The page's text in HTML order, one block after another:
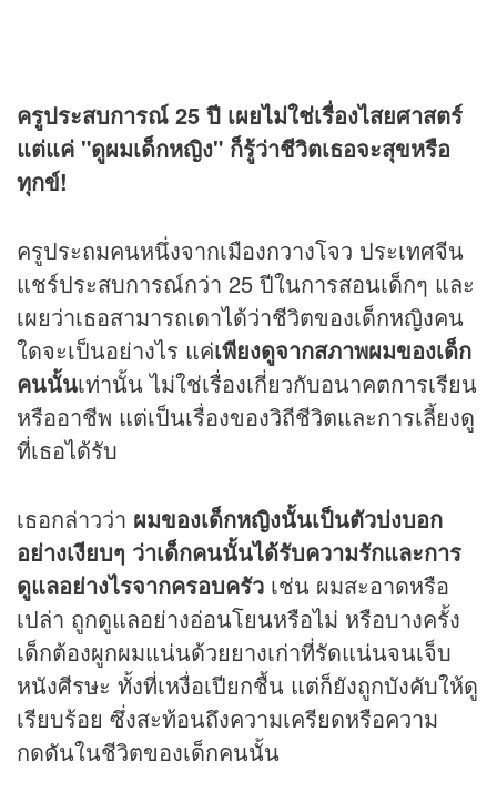
ครูประสบการณ์ 25 ปี เผยไม่ใช่เรื่องไสยศาสตร์
แต่แค่ "ดูผมเด็กหญิง" ก็รู้ว่าชีวิตเธอจะสุขหรือ
ทุกข์!
ครูประถมคนหนึ่งจากเมืองกวางโจว ประเทศจีน
แชร์ประสบการณ์กว่า 25 ปีในการสอนเด็กๆ และ
เผยว่าเธอสามารถเดาได้ว่าชีวิตของเด็กหญิงคน
ใดจะเป็นอย่างไร แค่เพียงดูจากสภาพผมของเด็ก
คนนั้นเท่านั้น ไม่ใช่เรื่องเกี่ยวกับอนาคตการเรียน
หรืออาชีพ แต่เป็นเรื่องของวิถีชีวิตและการเลี้ยงดู
ที่เธอได้รับ
เธอกล่าวว่า ผมของเด็กหญิงนั้นเป็นตัวบ่งบอก
อย่างเงียบๆ ว่าเด็กคนนั้นได้รับความรักและการ
ดูแลอย่างไรจากครอบครัว เช่น ผมสะอาดหรือ
เปล่า ถูกดูแลอย่างอ่อนโยนหรือไม่ หรือบางครั้ง
เด็กต้องผูกผมแน่นด้วยยางเก่าที่รัดแน่นจนเจ็บ
หนังศีรษะ ทั้งที่เหงื่อเปียกชื้น แต่ก็ยังถูกบังคับให้ดู
เรียบร้อย ซึ่งสะท้อนถึงความเครียดหรือความ
กดดันในชีวิตของเด็กคนนั้น